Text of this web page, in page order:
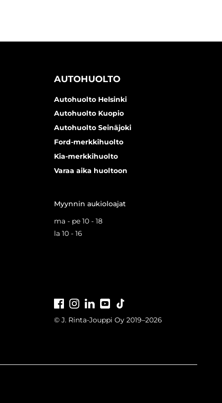
AUTOHUOLTO
Autohuolto Helsinki
Autohuolto Kuopio
Autohuolto Seinäjoki
Ford-merkkihuolto
Kia-merkkihuolto
Varaa aika huoltoon
Myynnin aukioloajat
ma - pe 10 - 18
la 10 - 16
FacebookInstagramLinkedInYoutube
© J. Rinta-Jouppi Oy 2019–2026